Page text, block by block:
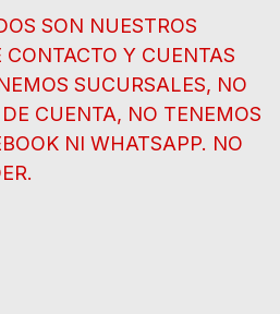
SON NUESTROS
Y CUENTAS
SUCURSALES, NO
CUENTA, NO TENEMOS
NI WHATSAPP. NO